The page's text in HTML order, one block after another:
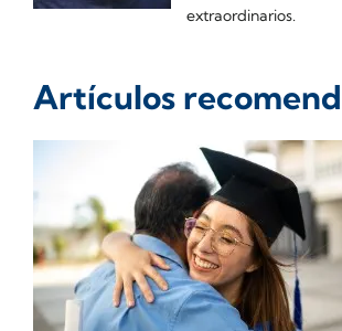
extraordinarios.
Artículos